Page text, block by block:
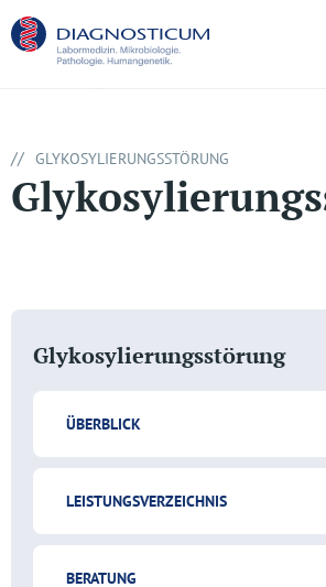
Glykosylierungsstörung
ÜBERBLICK
LEISTUNGSVERZEICHNIS
BERATUNG
// GLYKOSYLIERUNGSSTÖRUNG